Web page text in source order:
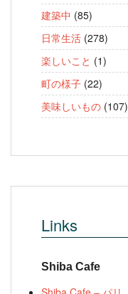
建築中 (85)
日常生活 (278)
楽しいこと (1)
町の様子 (22)
美味しいもの (107)
Links
Shiba Cafe